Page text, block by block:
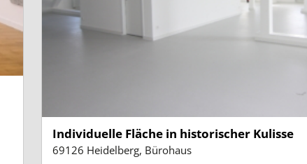
Individuelle Fläche in historischer Kulisse
69126 Heidelberg, Bürohaus